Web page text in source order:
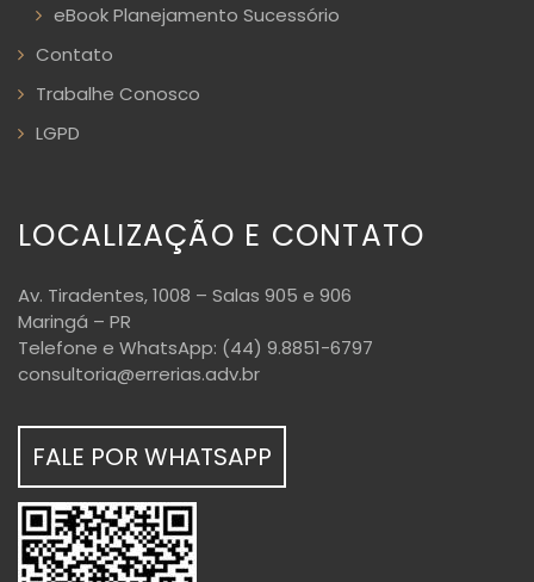
eBook Planejamento Sucessório
Contato
Trabalhe Conosco
LGPD
LOCALIZAÇÃO E CONTATO
Av. Tiradentes, 1008 – Salas 905 e 906
Maringá – PR
Telefone e WhatsApp: (44) 9.8851-6797
consultoria@errerias.adv.br
FALE POR WHATSAPP